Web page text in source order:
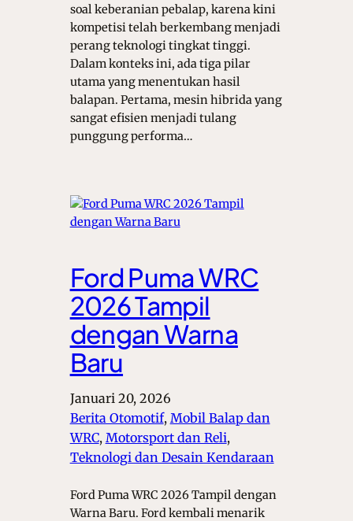
soal keberanian pebalap, karena kini
kompetisi telah berkembang menjadi
perang teknologi tingkat tinggi.
Dalam konteks ini, ada tiga pilar
utama yang menentukan hasil
balapan. Pertama, mesin hibrida yang
sangat efisien menjadi tulang
punggung performa…
Ford Puma WRC
2026 Tampil
dengan Warna
Baru
Januari 20, 2026
Berita Otomotif, Mobil Balap dan
WRC, Motorsport dan Reli
Teknologi dan Desain Kendaraan
Ford Puma WRC 2026 Tampil dengan
Warna Baru. Ford kembali menarik